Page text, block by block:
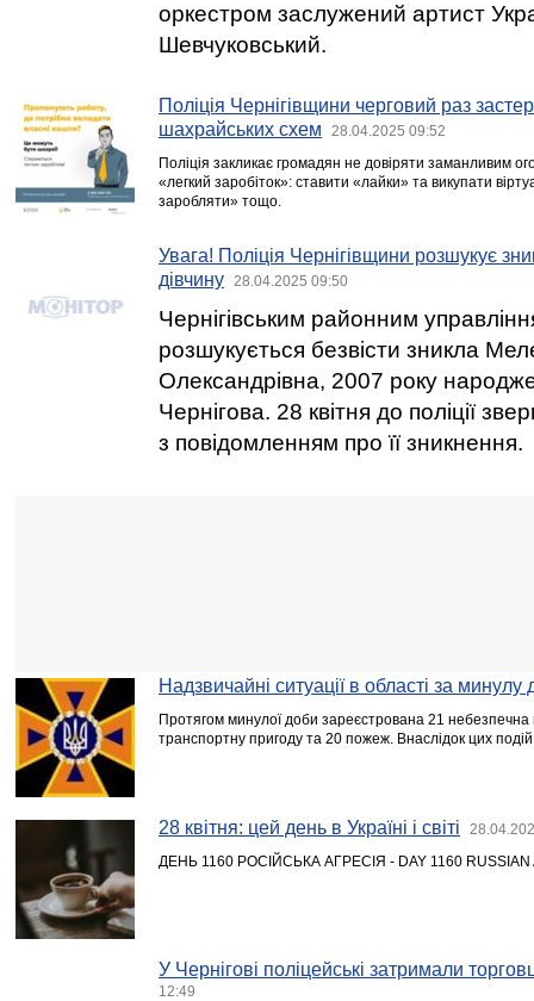
оркестром заслужений артист
Шевчуковський.
Поліція Чернігівщини черговий раз
шахрайських схем
28.04.2025 09:52
Поліція закликає громадян не довіряти заманливим
«легкий заробіток»: ставити «лайки» та викупати
заробляти» тощо.
Увага! Поліція Чернігівщини розшукує
дівчину
28.04.2025 09:50
Чернігівським районним
розшукується безвісти зникла
Олександрівна, 2007 року
Чернігова. 28 квітня до поліції
з повідомленням про її зникнення.
Надзвичайні ситуації в області за минулу
Протягом минулої доби зареєстрована 21
транспортну пригоду та 20 пожеж. Внаслідок цих
28 квітня: цей день в Україні і світі
ДЕНЬ 1160 РОСІЙСЬКА АГРЕСІЯ - DAY 1160 RUSSIAN
У Чернігові поліцейські затримали
12:49